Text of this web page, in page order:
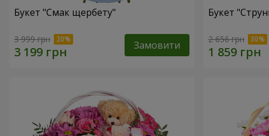
Букет "Смак щербету"
3 999 грн Замовити
Букет
2 656 грн